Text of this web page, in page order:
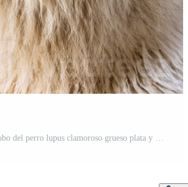
majestuoso gris lobo del perro lupus clamoroso grueso plata y blanco piel perforación amarillo ojos animal PNG Pro